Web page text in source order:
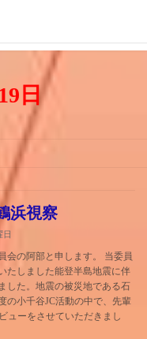
日
浜視察
日
会の阿部と申します。 当委員
たしました能登半島地震に伴
した。地震の被災地である石
の小千谷JC活動の中で、先輩
ューをさせていただきまし